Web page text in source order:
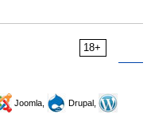
18+
Joomla,
Drupal,